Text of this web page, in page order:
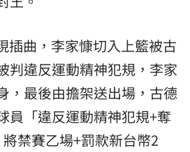
插曲，李家慷切入上籃被古
判違反運動精神犯規，李家
，最後由擔架送出場，古德
員「違反運動精神犯規+奪
禁賽乙場+罰款新台幣2